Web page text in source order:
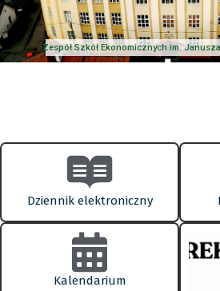
Zespół Szkół Ekonomicznych im.
Dziennik elektroniczny
Kalendarium